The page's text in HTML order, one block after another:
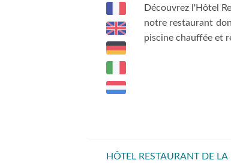
Découvrez l'Hôtel
notre restaurant
piscine chauffée et
HÔTEL RESTAURANT DE LA